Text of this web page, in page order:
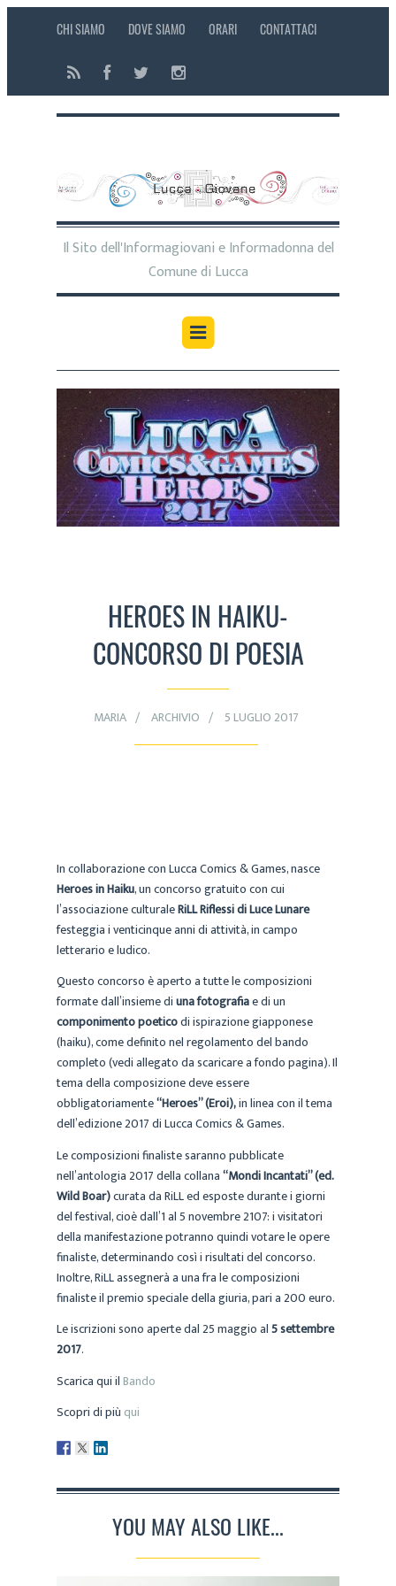
CHI SIAMO DOVE SIAMO ORARI CONTATTACI
Il Sito dell'Informagiovani e Informadonna del
Comune di Lucca
HEROES IN HAIKU-
CONCORSO DI POESIA
MARIA ARCHIVIO 5 LUGLIO 2017
In collaborazione con Lucca Comics & Games, nasce
Heroes in Haiku, un concorso gratuito con cui
l’associazione culturaleRiLL Riflessi di Luce Lunare
festeggia i venticinque anni di attività, in campo
letterario e ludico.
Questo concorso è aperto a tutte le composizioni
formate dall’insieme diuna fotografiae di un
componimento poeticodi ispirazione giapponese
(haiku), come definito nel regolamento del bando
completo (vedi allegato da scaricare a fondo pagina). Il
tema della composizione deve essere
obbligatoriamente“Heroes” (Eroi),in linea con il tema
dell’edizione 2017 di Lucca Comics & Games.
Le composizioni finaliste saranno pubblicate
nell’antologia 2017 della collana“Mondi Incantati” (ed.
Wild Boar)curata da RiLL ed esposte durante i giorni
del festival, cioè dall’1 al 5 novembre 2107: i visitatori
della manifestazione potranno quindi votare le opere
finaliste, determinando così i risultati del concorso.
Inoltre, RiLL assegnerà a una fra le composizioni
finaliste il premio speciale della giuria, pari a 200 euro.
Le iscrizioni sono aperte dal 25 maggio al5 settembre
2017.
Scarica qui ilBando
Scopri di più qui
YOU MAY ALSO LIKE...